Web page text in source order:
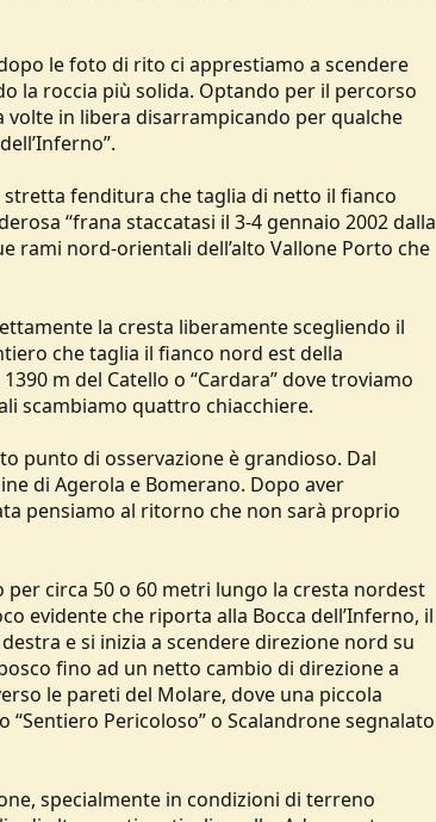
le foto di rito ci apprestiamo a scendere
la roccia più solida. Optando per il percorso
in libera disarrampicando per qualche
fenditura che taglia di netto il fianco
“frana staccatasi il 3-4 gennaio 2002 dalla
rami nord-orientali dell’alto Vallone Porto che
la cresta liberamente scegliendo il
che taglia il fianco nord est della
m del Catello o “Cardara” dove troviamo
scambiamo quattro chiacchiere.
punto di osservazione è grandioso. Dal
di Agerola e Bomerano. Dopo aver
pensiamo al ritorno che non sarà proprio
circa 50 o 60 metri lungo la cresta nordest
evidente che riporta alla Bocca dell’Inferno, il
e si inizia a scendere direzione nord su
fino ad un netto cambio di direzione a
le pareti del Molare, dove una piccola
“Sentiero Pericoloso” o Scalandrone segnalato
specialmente in condizioni di terreno